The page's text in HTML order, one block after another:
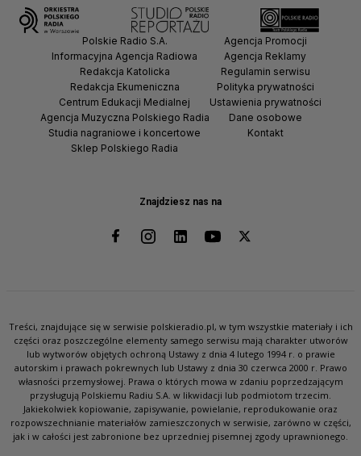
Znajdziesz nas na
Polskie Radio S.A.
Informacyjna Agencja Radiowa
Redakcja Katolicka
Redakcja Ekumeniczna
Centrum Edukacji Medialnej
Agencja Muzyczna Polskiego Radia
Studia nagraniowe i koncertowe
Sklep Polskiego Radia
Agencja Promocji
Agencja Reklamy
Regulamin serwisu
Polityka prywatności
Ustawienia prywatności
Dane osobowe
Kontakt
Treści, znajdujące się w serwisie polskieradio.pl, w tym wszystkie materiały i ich
części oraz poszczególne elementy samego serwisu mają charakter utworów
lub wytworów objętych ochroną Ustawy z dnia 4 lutego 1994 r. o prawie
autorskim i prawach pokrewnych lub Ustawy z dnia 30 czerwca 2000 r. Prawo
własności przemysłowej. Prawa o których mowa w zdaniu poprzedzającym
przysługują Polskiemu Radiu S.A. w likwidacji lub podmiotom trzecim.
Jakiekolwiek kopiowanie, zapisywanie, powielanie, reprodukowanie oraz
rozpowszechnianie materiałów zamieszczonych w serwisie, zarówno w części,
jak i w całości jest zabronione bez uprzedniej pisemnej zgody uprawnionego.